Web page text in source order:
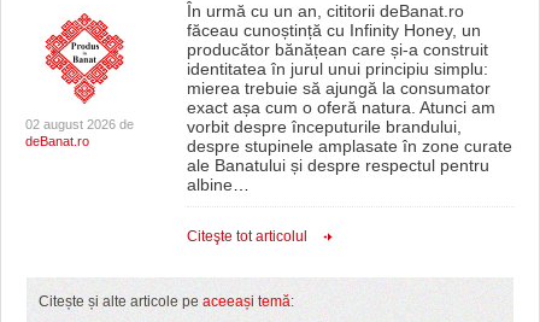
02 august 2026 de
deBanat.ro
În urmă cu un an, cititorii deBanat.ro
făceau cunoștință cu Infinity Honey, un
producător bănățean care și-a construit
identitatea în jurul unui principiu simplu:
mierea trebuie să ajungă la consumator
exact așa cum o oferă natura. Atunci am
vorbit despre începuturile brandului,
despre stupinele amplasate în zone curate
ale Banatului și despre respectul pentru
albine…
Citeşte tot articolul
Citește și alte articole pe aceeași temă: